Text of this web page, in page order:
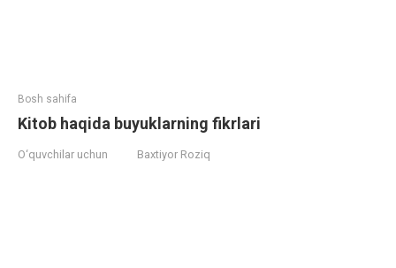
Bosh sahifa
Kitob haqida buyuklarning fikrlari
O‘quvchilar uchun Baxtiyor Roziq